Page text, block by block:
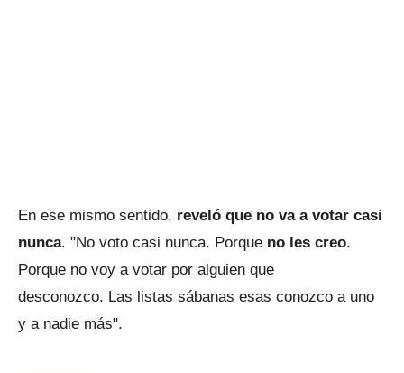
En ese mismo sentido, reveló que no va a votar casi
nunca. "No voto casi nunca. Porque no les creo.
Porque no voy a votar por alguien que
desconozco. Las listas sábanas esas conozco a uno
y a nadie más".